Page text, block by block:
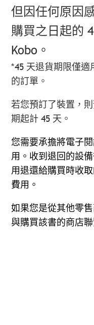
但因任何原因
購買之日起的
Kobo。
*45 天退貨期限僅適
的訂單。
若您預訂了裝置，
期起計 45 天。
您需要承擔將電子
用。收到退回的設
用退還給購買時收
費用。
如果您是從其他零
與購買該書的商店